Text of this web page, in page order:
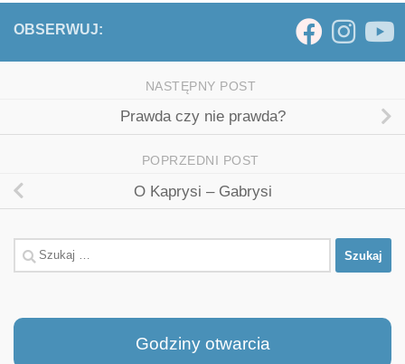
OBSERWUJ:
NASTĘPNY POST
Prawda czy nie prawda?
POPRZEDNI POST
O Kaprysi – Gabrysi
Szukaj:
Godziny otwarcia